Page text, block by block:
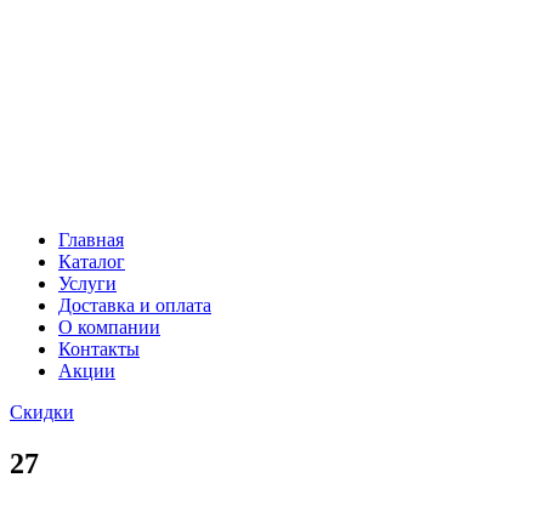
Главная
Каталог
Услуги
Доставка и оплата
О компании
Контакты
Акции
Скидки
27